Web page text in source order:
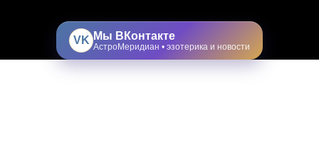
VK Мы ВКонтакте
АстроМеридиан • эзотерика и новости